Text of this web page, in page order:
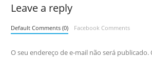
Leave a reply
Default Comments (0) Facebook Comments
O seu endereço de e-mail não será publicado.